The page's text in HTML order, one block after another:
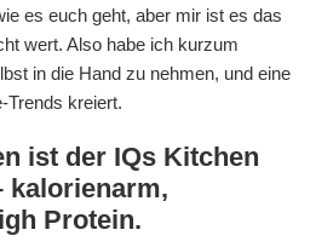
es euch geht, aber mir ist es das
wert. Also habe ich kurzum
in die Hand zu nehmen, und eine
Trends kreiert.
ist der IQs Kitchen
kalorienarm,
Protein.